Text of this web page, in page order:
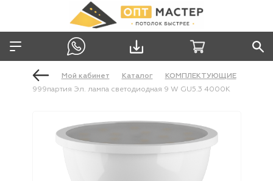
Мой кабинет Каталог
КОМПЛЕКТУЮЩИЕ
999партия Эл. лампа светодиодная 9 W GU5.3 4000К